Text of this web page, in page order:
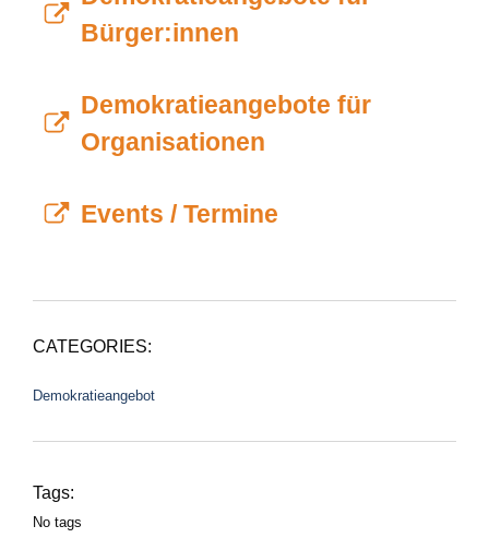
Bürger:innen
Demokratieangebote für
Organisationen
Events / Termine
CATEGORIES:
Demokratieangebot
Tags:
No tags